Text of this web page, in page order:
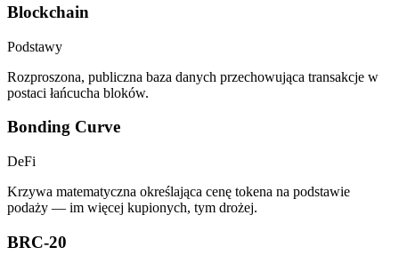
Blockchain
Podstawy
Rozproszona, publiczna baza danych przechowująca transakcje w
postaci łańcucha bloków.
Bonding Curve
DeFi
Krzywa matematyczna określająca cenę tokena na podstawie
podaży — im więcej kupionych, tym drożej.
BRC-20